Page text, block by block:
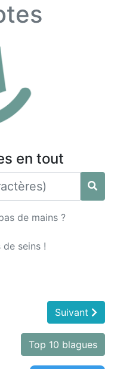
en tout
de mains ?
de seins !
Suivant
Top 10 blagues